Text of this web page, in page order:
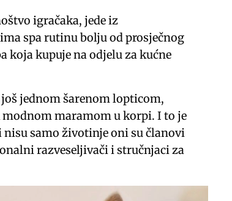
igračaka, jede iz
spa rutinu bolju od prosječnog
koja kupuje na odjelu za kućne
jednom šarenom lopticom,
maramom u korpi. I to je
samo životinje oni su članovi
razveseljivači i stručnjaci za